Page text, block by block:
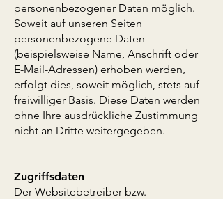
personenbezogener Daten möglich.
Soweit auf unseren Seiten
personenbezogene Daten
(beispielsweise Name, Anschrift oder
E-Mail-Adressen) erhoben werden,
erfolgt dies, soweit möglich, stets auf
freiwilliger Basis. Diese Daten werden
ohne Ihre ausdrückliche Zustimmung
nicht an Dritte weitergegeben.
Zugriffsdaten
Der Websitebetreiber bzw.